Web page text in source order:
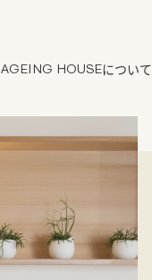
AGEING HOUSEについて